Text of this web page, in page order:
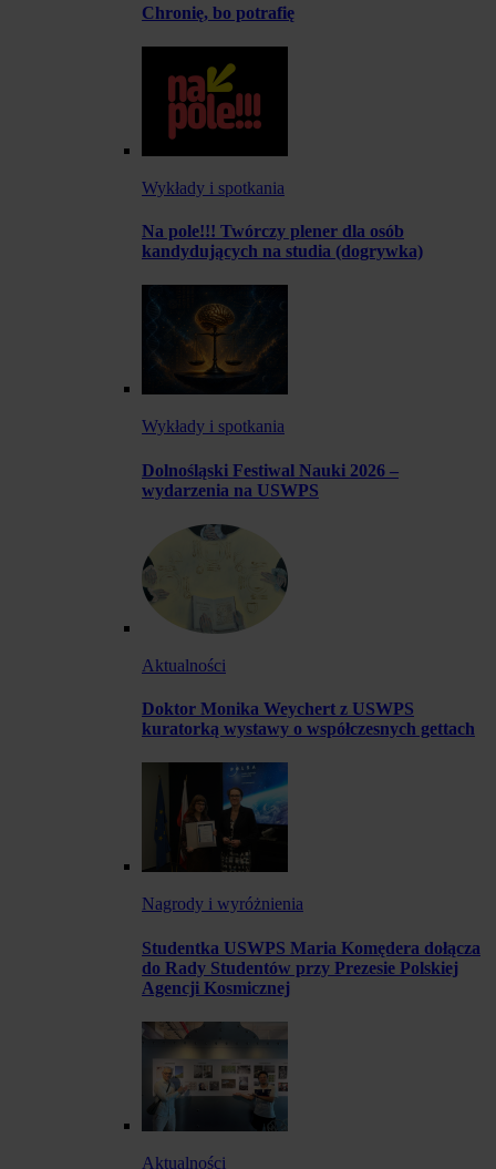
Chronię, bo potrafię
Wykłady i spotkania
Na pole!!! Twórczy plener dla osób
kandydujących na studia (dogrywka)
Wykłady i spotkania
Dolnośląski Festiwal Nauki 2026 –
wydarzenia na USWPS
Aktualności
Doktor Monika Weychert z USWPS
kuratorką wystawy o współczesnych gettach
Nagrody i wyróżnienia
Studentka USWPS Maria Komędera dołącza
do Rady Studentów przy Prezesie Polskiej
Agencji Kosmicznej
Aktualności